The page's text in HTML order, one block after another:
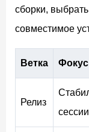
сборки,
совместимое
Ветка
Релиз